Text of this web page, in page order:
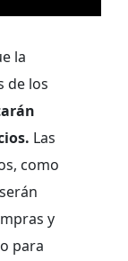
la
de los
Las
como
y
para